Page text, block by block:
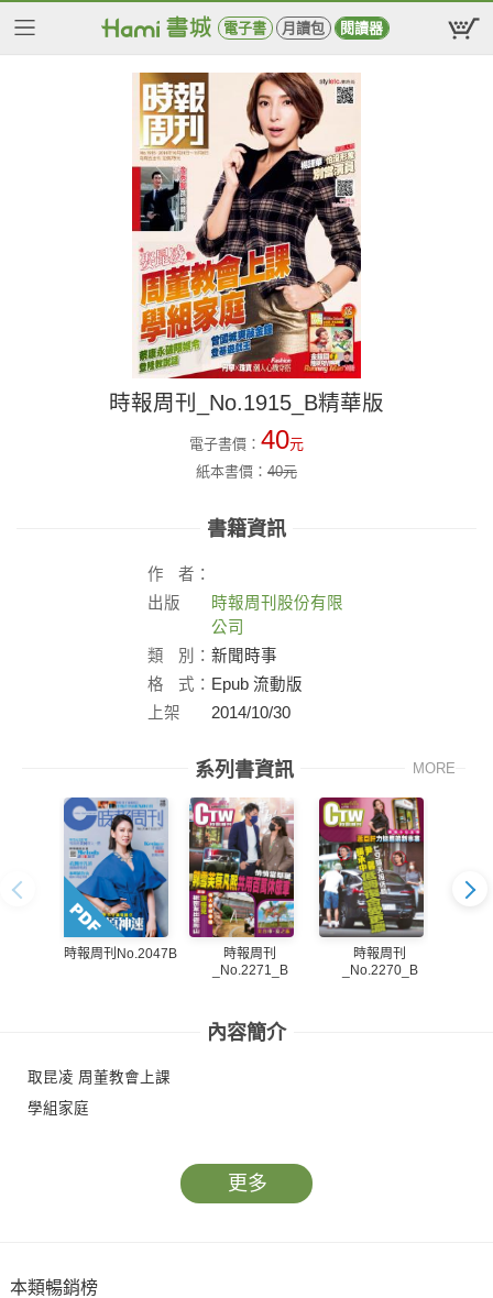
電子書 月讀包 閱讀器
時報周刊_No.1915_B精華版
電子書價： 40元
紙本書價： 40元
書籍資訊
作
者：
出版
時報周刊股份有限
公司
類
別： 新聞時事
格
式： Epub 流動版
上架
2014/10/30
系列書資訊 MORE
時報周刊No.2047B
時報周刊
_No.2271_B
時報周刊
_No.2270_B
內容簡介
取昆凌 周董教會上課
學組家庭
更多
本類暢銷榜